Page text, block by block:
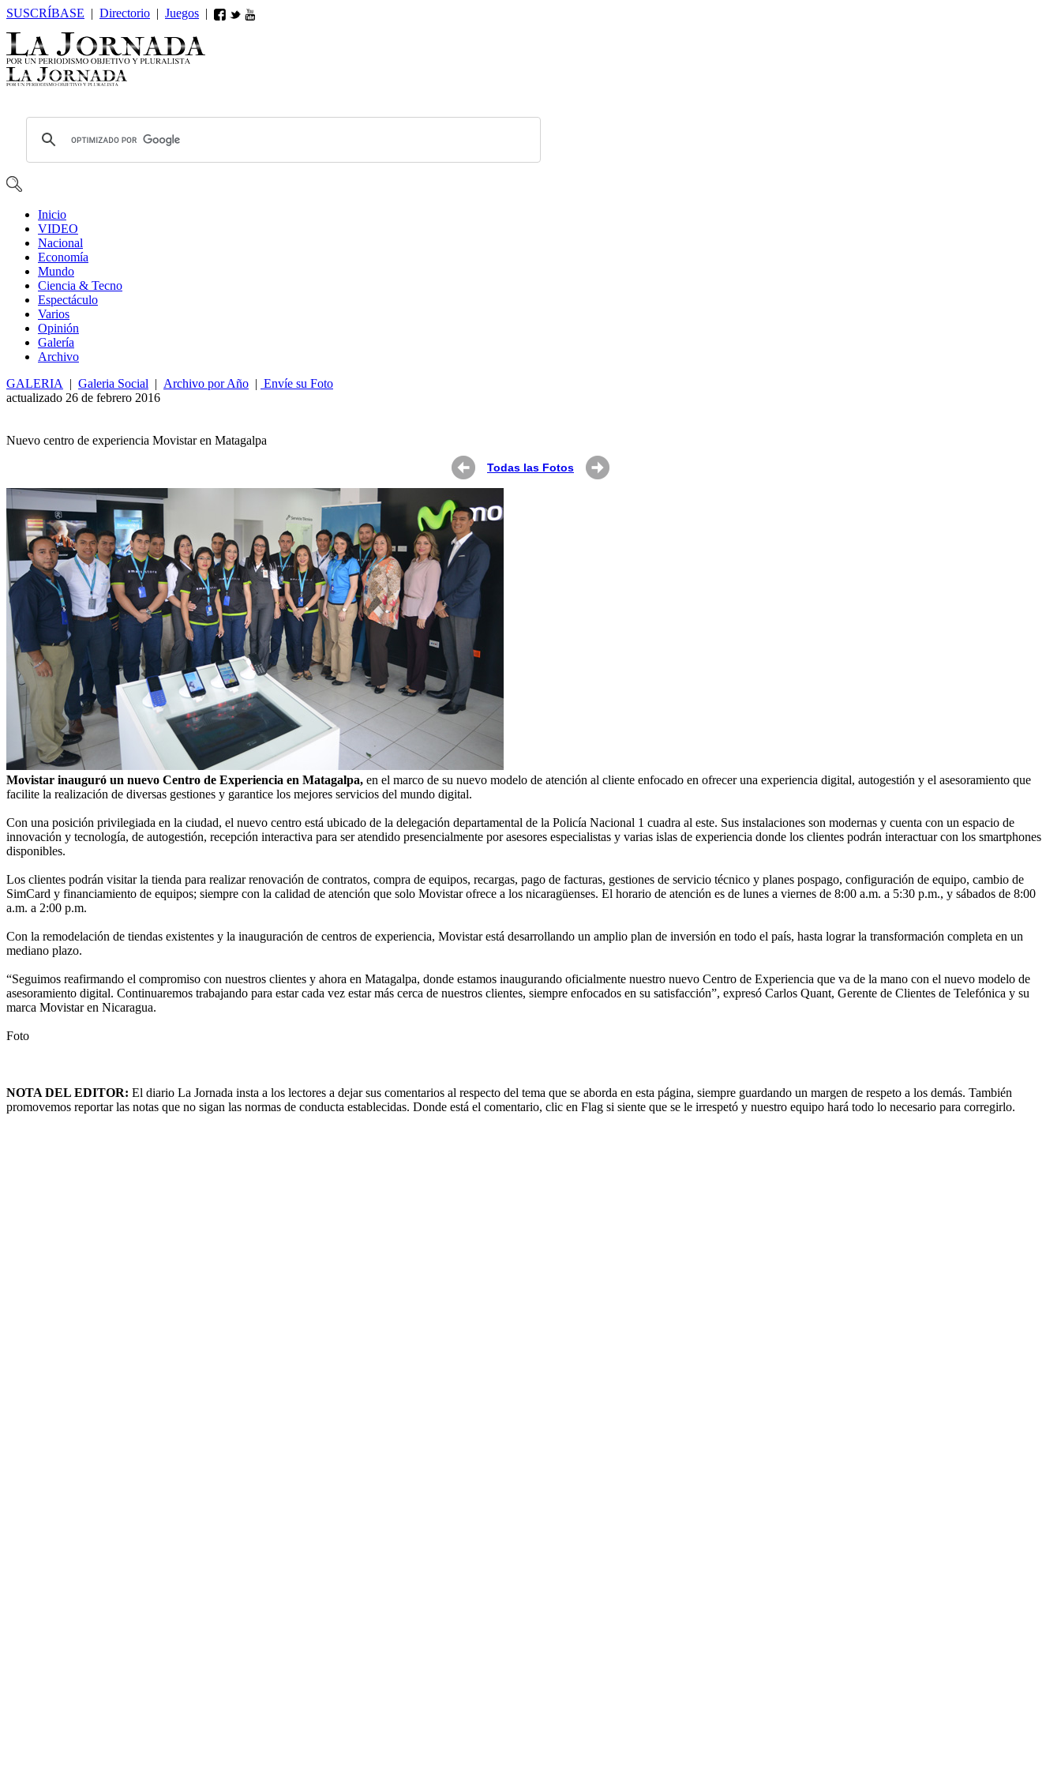
SUSCRÍBASE | Directorio | Juegos |
Inicio
VIDEO
Nacional
Economía
Mundo
Ciencia & Tecno
Espectáculo
Varios
Opinión
Galería
Archivo
GALERIA
| Galeria Social | Archivo por Año | Envíe su Foto
actualizado 26 de febrero 2016
Nuevo centro de experiencia Movistar en Matagalpa
Todas las Fotos
Movistar inauguró un nuevo Centro de Experiencia en Matagalpa, en el marco de su nuevo modelo de atención al cliente enfocado en ofrecer una experiencia digital, autogestión y el asesoramiento que
facilite la realización de diversas gestiones y garantice los mejores servicios del mundo digital.
Con una posición privilegiada en la ciudad, el nuevo centro está ubicado de la delegación departamental de la Policía Nacional 1 cuadra al este. Sus instalaciones son modernas y cuenta con un espacio de
innovación y tecnología, de autogestión, recepción interactiva para ser atendido presencialmente por asesores especialistas y varias islas de experiencia donde los clientes podrán interactuar con los smartphones
disponibles.
Los clientes podrán visitar la tienda para realizar renovación de contratos, compra de equipos, recargas, pago de facturas, gestiones de servicio técnico y planes pospago, configuración de equipo, cambio de
SimCard y financiamiento de equipos; siempre con la calidad de atención que solo Movistar ofrece a los nicaragüenses. El horario de atención es de lunes a viernes de 8:00 a.m. a 5:30 p.m., y sábados de 8:00
a.m. a 2:00 p.m.
Con la remodelación de tiendas existentes y la inauguración de centros de experiencia, Movistar está desarrollando un amplio plan de inversión en todo el país, hasta lograr la transformación completa en un
mediano plazo.
“Seguimos reafirmando el compromiso con nuestros clientes y ahora en Matagalpa, donde estamos inaugurando oficialmente nuestro nuevo Centro de Experiencia que va de la mano con el nuevo modelo de
asesoramiento digital. Continuaremos trabajando para estar cada vez estar más cerca de nuestros clientes, siempre enfocados en su satisfacción”, expresó Carlos Quant, Gerente de Clientes de Telefónica y su
marca Movistar en Nicaragua.
Foto
NOTA DEL EDITOR: El diario La Jornada insta a los lectores a dejar sus comentarios al respecto del tema que se aborda en esta página, siempre guardando un margen de respeto a los demás. También
promovemos reportar las notas que no sigan las normas de conducta establecidas. Donde está el comentario, clic en Flag si siente que se le irrespetó y nuestro equipo hará todo lo necesario para corregirlo.